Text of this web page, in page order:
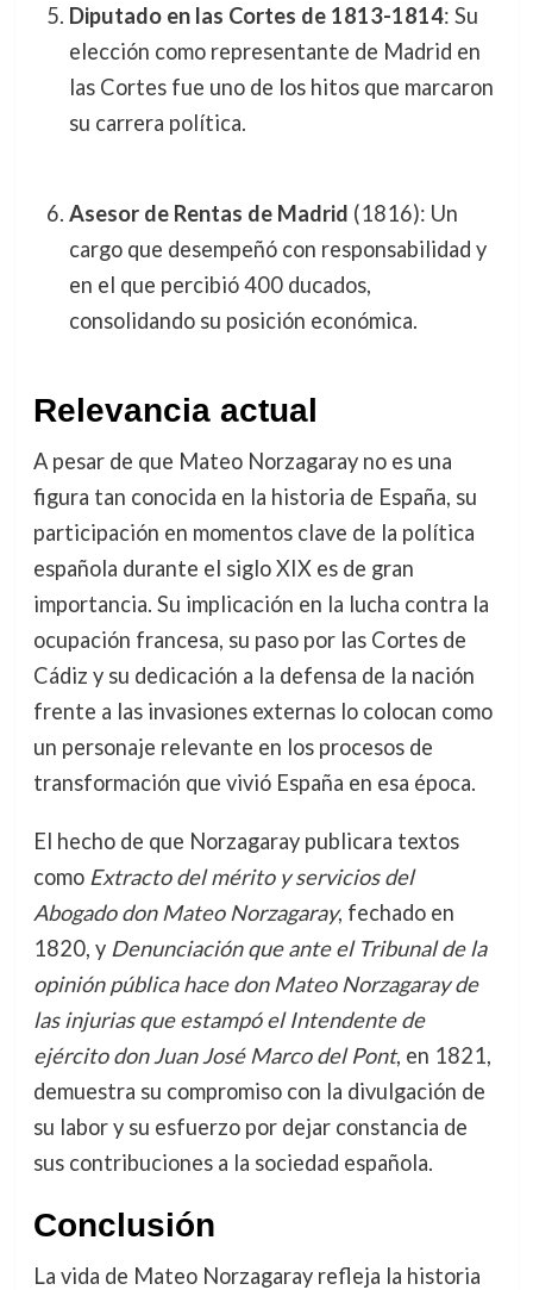
Diputado en las Cortes de 1813-1814: Su
elección como representante de Madrid en
las Cortes fue uno de los hitos que marcaron
su carrera política.
Asesor de Rentas de Madrid (1816): Un
cargo que desempeñó con responsabilidad y
en el que percibió 400 ducados,
consolidando su posición económica.
Relevancia actual
A pesar de que Mateo Norzagaray no es una
figura tan conocida en la historia de España, su
participación en momentos clave de la política
española durante el siglo XIX es de gran
importancia. Su implicación en la lucha contra la
ocupación francesa, su paso por las Cortes de
Cádiz y su dedicación a la defensa de la nación
frente a las invasiones externas lo colocan como
un personaje relevante en los procesos de
transformación que vivió España en esa época.
El hecho de que Norzagaray publicara textos
como Extracto del mérito y servicios del
Abogado don Mateo Norzagaray, fechado en
1820, y Denunciación que ante el Tribunal de la
opinión pública hace don Mateo Norzagaray de
las injurias que estampó el Intendente de
ejército don Juan José Marco del Pont, en 1821,
demuestra su compromiso con la divulgación de
su labor y su esfuerzo por dejar constancia de
sus contribuciones a la sociedad española.
Conclusión
La vida de Mateo Norzagaray refleja la historia